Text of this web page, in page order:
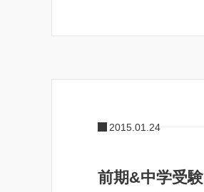
2015.01.24
前期&中学受